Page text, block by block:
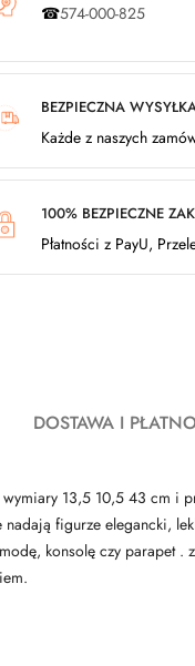
☎574-000-825
BEZPIECZNA
Każde z naszych
100% BEZPIECZNE
Płatności z PayU,
DOSTAWA I
13,5 10,5 43 cm i
figurze elegancki,
konsolę czy parapet